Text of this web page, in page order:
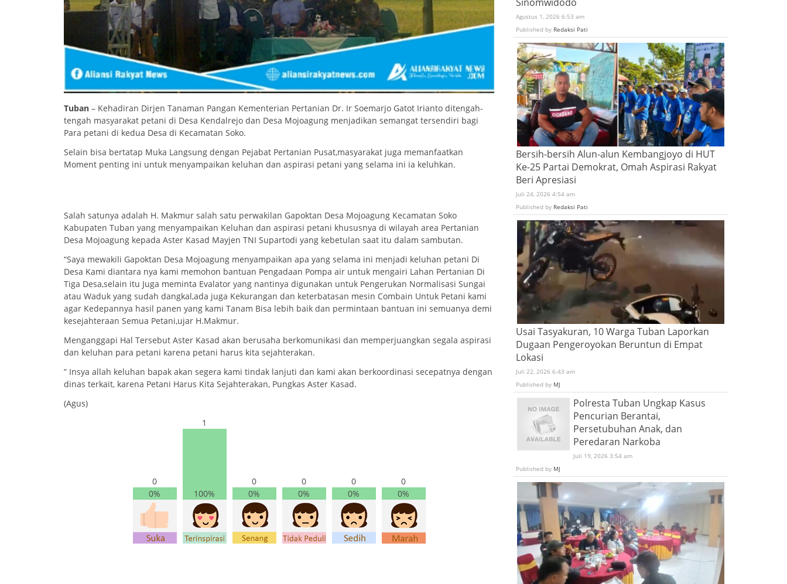
Tuban – Kehadiran Dirjen Tanaman Pangan Kementerian Pertanian Dr. Ir Soemarjo Gatot Irianto ditengah-
tengah masyarakat petani di Desa Kendalrejo dan Desa Mojoagung menjadikan semangat tersendiri bagi
Para petani di kedua Desa di Kecamatan Soko.
Selain bisa bertatap Muka Langsung dengan Pejabat Pertanian Pusat,masyarakat juga memanfaatkan
Moment penting ini untuk menyampaikan keluhan dan aspirasi petani yang selama ini ia keluhkan.
Salah satunya adalah H. Makmur salah satu perwakilan Gapoktan Desa Mojoagung Kecamatan Soko
Kabupaten Tuban yang menyampaikan Keluhan dan aspirasi petani khususnya di wilayah area Pertanian
Desa Mojoagung kepada Aster Kasad Mayjen TNI Supartodi yang kebetulan saat itu dalam sambutan.
“Saya mewakili Gapoktan Desa Mojoagung menyampaikan apa yang selama ini menjadi keluhan petani Di
Desa Kami diantara nya kami memohon bantuan Pengadaan Pompa air untuk mengairi Lahan Pertanian Di
Tiga Desa,selain itu Juga meminta Evalator yang nantinya digunakan untuk Pengerukan Normalisasi Sungai
atau Waduk yang sudah dangkal,ada juga Kekurangan dan keterbatasan mesin Combain Untuk Petani kami
agar Kedepannya hasil panen yang kami Tanam Bisa lebih baik dan permintaan bantuan ini semuanya demi
kesejahteraan Semua Petani,ujar H.Makmur.
Menganggapi Hal Tersebut Aster Kasad akan berusaha berkomunikasi dan memperjuangkan segala aspirasi
dan keluhan para petani karena petani harus kita sejahterakan.
” Insya allah keluhan bapak akan segera kami tindak lanjuti dan kami akan berkoordinasi secepatnya dengan
dinas terkait, karena Petani Harus Kita Sejahterakan, Pungkas Aster Kasad.
(Agus)
0
0%
1
100%
0
0%
0
0%
0
0%
0
0%
Agustus 1, 2026 6:53 am
Published by Redaksi Pati
Bersih-bersih Alun-alun Kembangjoyo di HUT
Ke-25 Partai Demokrat, Omah Aspirasi Rakyat
Beri Apresiasi
Juli 24, 2026 4:54 am
Published by Redaksi Pati
Usai Tasyakuran, 10 Warga Tuban Laporkan
Dugaan Pengeroyokan Beruntun di Empat
Lokasi
Juli 22, 2026 6:43 am
Published by MJ
Polresta Tuban Ungkap Kasus
Pencurian Berantai,
Persetubuhan Anak, dan
Peredaran Narkoba
Juli 19, 2026 3:54 am
Published by MJ